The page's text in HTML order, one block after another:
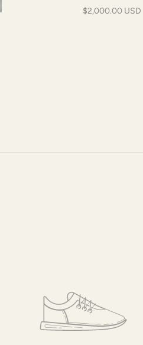
Prix de vente
$2,000.00 USD